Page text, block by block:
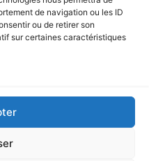
de navigation ou les ID
ou de retirer son
sur certaines caractéristiques